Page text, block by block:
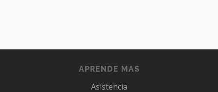
APRENDE MAS
Asistencia